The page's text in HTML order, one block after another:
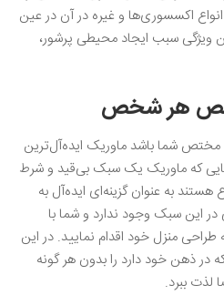
اکسسوری‌ها و غیره در آن در عین
ویژگی سبب ایجاد محیطی پرشور،
هر شخص
مختص شما باشد ماوریک ایده‌آل‌ترین
که ماوریک یک سبک بی‌قید و شرط
به عنوان گزینه‌ای ایده‌آل به
این سبک وجود ندارد و شما با
منزل خود اقدام نمایید. در این
در ذهن خود دارد را بدون هر گونه
لذت ببرد.